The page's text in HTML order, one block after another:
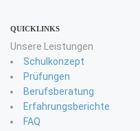
QUICKLINKS
Unsere Leistungen
Schulkonzept
Prüfungen
Berufsberatung
Erfahrungsberichte
FAQ